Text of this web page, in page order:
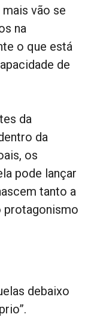
vão se
na
o que está
de
da
da
os
pode lançar
tanto a
protagonismo
debaixo